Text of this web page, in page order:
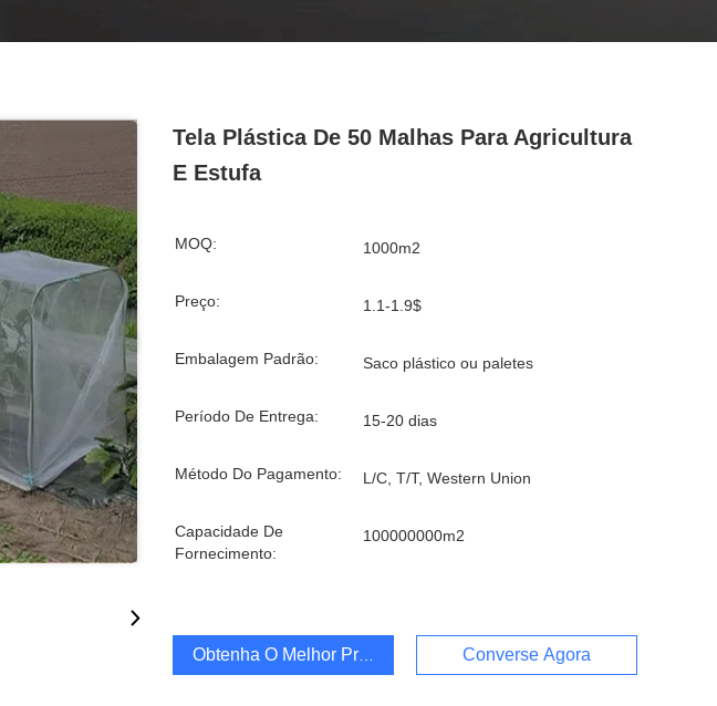
Tela Plástica De 50 Malhas Para Agricultura
E Estufa
MOQ: 1000m2
Preço: 1.1-1.9$
Embalagem Padrão: Saco plástico ou paletes
Período De Entrega: 15-20 dias
Método Do Pagamento: L/C, T/T, Western Union
Capacidade De
Fornecimento:
100000000m2
Obtenha O Melhor Preço Converse Agora